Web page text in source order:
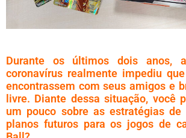
Durante os últimos dois anos,
coronavírus realmente impediu
encontrassem com seus amigos e
livre. Diante dessa situação, você
um pouco sobre as estratégias
planos futuros para os jogos de